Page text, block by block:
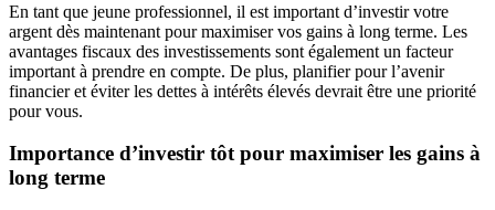
En tant que jeune professionnel, il est important d’investir votre
argent dès maintenant pour maximiser vos gains à long terme. Les
avantages fiscaux des investissements sont également un facteur
important à prendre en compte. De plus, planifier pour l’avenir
financier et éviter les dettes à intérêts élevés devrait être une priorité
pour vous.
Importance d’investir tôt pour maximiser les gains à
long terme